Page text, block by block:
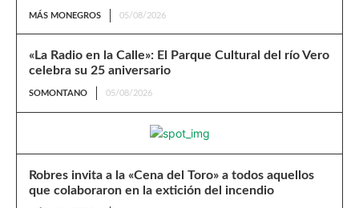
MÁS MONEGROS 05/08/2026
«La Radio en la Calle»: El Parque Cultural del río Vero
celebra su 25 aniversario
SOMONTANO 05/08/2026
Robres invita a la «Cena del Toro» a todos aquellos
que colaboraron en la extición del incendio